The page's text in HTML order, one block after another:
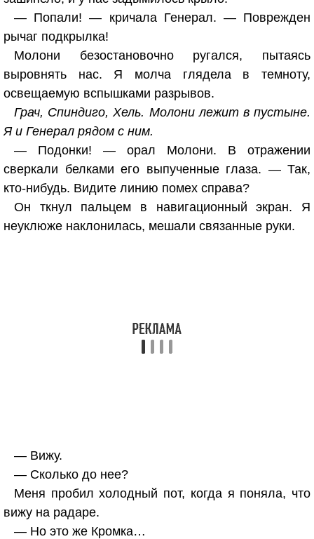
— Попали! — кричала Генерал. — Поврежден
рычаг подкрылка!
Молони безостановочно ругался, пытаясь
выровнять нас. Я молча глядела в темноту,
освещаемую вспышками разрывов.
Грач, Спиндиго, Хель. Молони лежит в пустыне.
Я и Генерал рядом с ним.
— Подонки! — орал Молони. В отражении
сверкали белками его выпученные глаза. — Так,
кто-нибудь. Видите линию помех справа?
Он ткнул пальцем в навигационный экран. Я
неуклюже наклонилась, мешали связанные руки.
— Вижу.
— Сколько до нее?
Меня пробил холодный пот, когда я поняла, что
вижу на радаре.
— Но это же Кромка…